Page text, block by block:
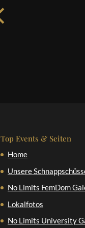
Top Events & Seiten
Home
Unsere
No Limits FemDom
Lokalfotos
No Limits University